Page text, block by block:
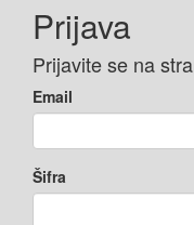
Prijava
Prijavite se na
Email
Šifra